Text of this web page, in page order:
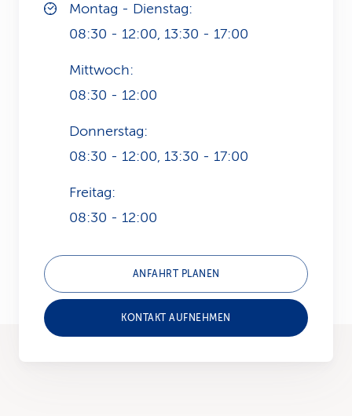
Montag - Dienstag:
08:30 - 12:00, 13:30 - 17:00
Mittwoch:
08:30 - 12:00
Donnerstag:
08:30 - 12:00, 13:30 - 17:00
Freitag:
08:30 - 12:00
ANFAHRT PLANEN
KONTAKT AUFNEHMEN